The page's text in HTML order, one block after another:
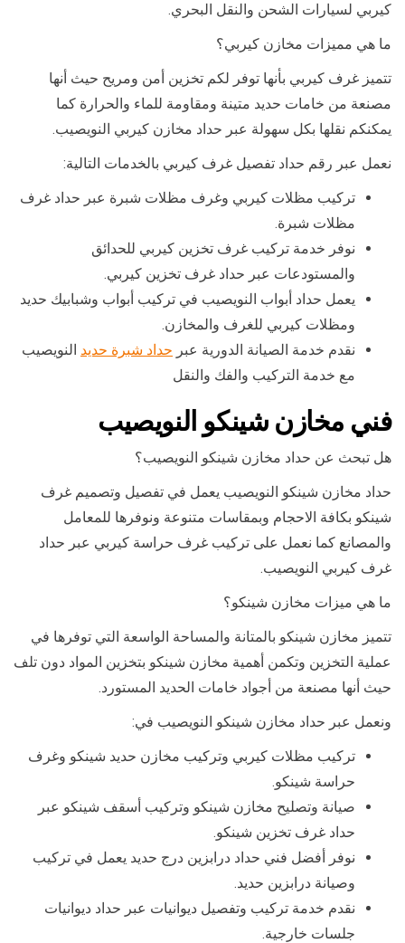
كيربي لسيارات الشحن والنقل البحري.
ما هي مميزات مخازن كيربي؟
تتميز غرف كيربي بأنها توفر لكم تخزين أمن ومريح حيث أنها
مصنعة من خامات حديد متينة ومقاومة للماء والحرارة كما
يمكنكم نقلها بكل سهولة عبر حداد مخازن كيربي النويصيب.
نعمل عبر رقم حداد تفصيل غرف كيربي بالخدمات التالية:
تركيب مظلات كيربي وغرف مظلات شبرة عبر حداد غرف
مظلات شبرة.
نوفر خدمة تركيب غرف تخزين كيربي للحدائق
والمستودعات عبر حداد غرف تخزين كيربي.
يعمل حداد أبواب النويصيب في تركيب أبواب وشبابيك حديد
ومظلات كيربي للغرف والمخازن.
نقدم خدمة الصيانة الدورية عبر حداد شبرة حديد النويصيب
مع خدمة التركيب والفك والنقل
فني مخازن شينكو النويصيب
هل تبحث عن حداد مخازن شينكو النويصيب؟
حداد مخازن شينكو النويصيب يعمل في تفصيل وتصميم غرف
شينكو بكافة الاحجام وبمقاسات متنوعة ونوفرها للمعامل
والمصانع كما نعمل على تركيب غرف حراسة كيربي عبر حداد
غرف كيربي النويصيب.
ما هي ميزات مخازن شينكو؟
تتميز مخازن شينكو بالمتانة والمساحة الواسعة التي توفرها في
عملية التخزين وتكمن أهمية مخازن شينكو بتخزين المواد دون تلف
حيث أنها مصنعة من أجواد خامات الحديد المستورد.
ونعمل عبر حداد مخازن شينكو النويصيب في:
تركيب مظلات كيربي وتركيب مخازن حديد شينكو وغرف
حراسة شينكو.
صيانة وتصليح مخازن شينكو وتركيب أسقف شينكو عبر
حداد غرف تخزين شينكو.
نوفر أفضل فني حداد درابزين درج حديد يعمل في تركيب
وصيانة درابزين حديد.
نقدم خدمة تركيب وتفصيل ديوانيات عبر حداد ديوانيات
جلسات خارجية.